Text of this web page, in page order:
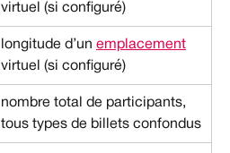
virtuel (si configuré)
longitude d’un emplacement
virtuel (si configuré)
nombre total de participants,
tous types de billets confondus